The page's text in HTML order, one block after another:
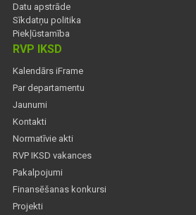
Datu apstrāde
Sīkdatņu politika
Piekļūstamība
RVP IKSD
Kalendārs iFrame
Par departamentu
Jaunumi
Kontakti
Normatīvie akti
RVP IKSD vakances
Pakalpojumi
Finansēšanas konkursi
Projekti